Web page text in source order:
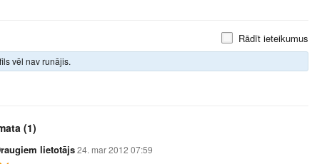
Rādīt ieteikumus
vēl nav runājis.
(1)
lietotājs24. mar 2012 07:59